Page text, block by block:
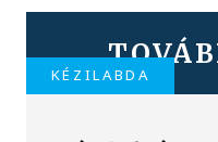
KÉZILABDA